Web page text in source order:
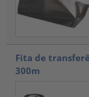
Fita de
300m